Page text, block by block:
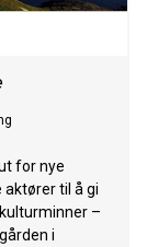
for nye
aktører til å gi
–
i